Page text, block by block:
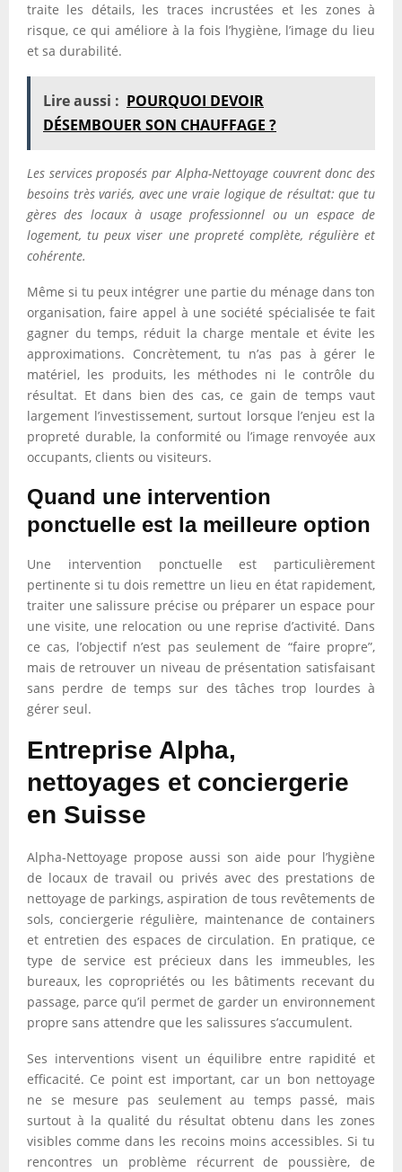
traite les détails, les traces incrustées et les zones à
risque, ce qui améliore à la fois l’hygiène, l’image du lieu
et sa durabilité.
Lire aussi : POURQUOI DEVOIR
DÉSEMBOUER SON CHAUFFAGE ?
Les services proposés par Alpha-Nettoyage couvrent donc des
besoins très variés, avec une vraie logique de résultat: que tu
gères des locaux à usage professionnel ou un espace de
logement, tu peux viser une propreté complète, régulière et
cohérente.
Même si tu peux intégrer une partie du ménage dans ton
organisation, faire appel à une société spécialisée te fait
gagner du temps, réduit la charge mentale et évite les
approximations. Concrètement, tu n’as pas à gérer le
matériel, les produits, les méthodes ni le contrôle du
résultat. Et dans bien des cas, ce gain de temps vaut
largement l’investissement, surtout lorsque l’enjeu est la
propreté durable, la conformité ou l’image renvoyée aux
occupants, clients ou visiteurs.
Quand une intervention
ponctuelle est la meilleure option
Une intervention ponctuelle est particulièrement
pertinente si tu dois remettre un lieu en état rapidement,
traiter une salissure précise ou préparer un espace pour
une visite, une relocation ou une reprise d’activité. Dans
ce cas, l’objectif n’est pas seulement de “faire propre”,
mais de retrouver un niveau de présentation satisfaisant
sans perdre de temps sur des tâches trop lourdes à
gérer seul.
Entreprise Alpha,
nettoyages et conciergerie
en Suisse
Alpha-Nettoyage propose aussi son aide pour l’hygiène
de locaux de travail ou privés avec des prestations de
nettoyage de parkings, aspiration de tous revêtements de
sols, conciergerie régulière, maintenance de containers
et entretien des espaces de circulation. En pratique, ce
type de service est précieux dans les immeubles, les
bureaux, les copropriétés ou les bâtiments recevant du
passage, parce qu’il permet de garder un environnement
propre sans attendre que les salissures s’accumulent.
Ses interventions visent un équilibre entre rapidité et
efficacité. Ce point est important, car un bon nettoyage
ne se mesure pas seulement au temps passé, mais
surtout à la qualité du résultat obtenu dans les zones
visibles comme dans les recoins moins accessibles. Si tu
rencontres un problème récurrent de poussière, de